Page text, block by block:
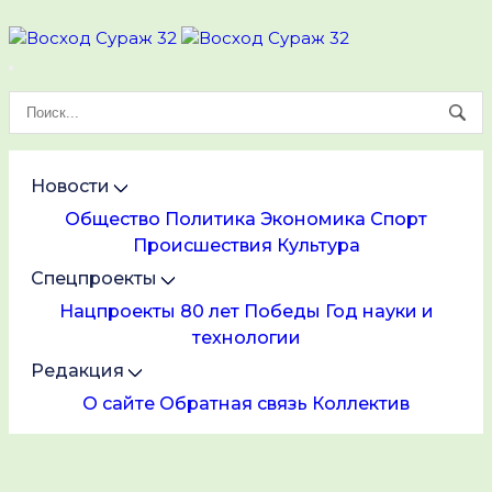
Новости
Общество Политика Экономика Спорт
Происшествия Культура
Спецпроекты
Нацпроекты 80 лет Победы Год науки и
технологии
Редакция
О сайте Обратная связь Коллектив